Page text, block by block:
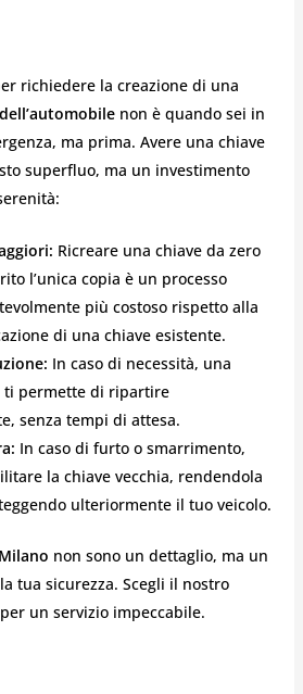
richiedere la creazione di una
non è quando sei in
ma prima. Avere una chiave
superfluo, ma un investimento
Ricreare una chiave da zero
l’unica copia è un processo
più costoso rispetto alla
di una chiave esistente.
In caso di necessità, una
ti permette di ripartire
senza tempi di attesa.
In caso di furto o smarrimento,
la chiave vecchia, rendendola
ulteriormente il tuo veicolo.
non sono un dettaglio, ma un
tua sicurezza. Scegli il nostro
un servizio impeccabile.